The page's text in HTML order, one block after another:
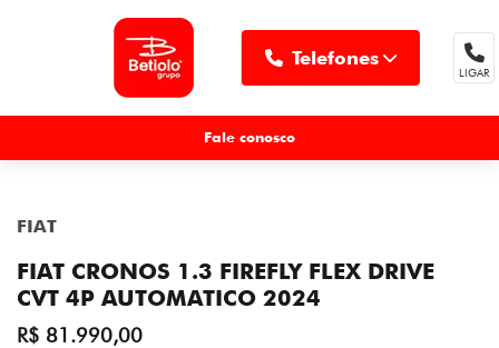
Telefones
LIGAR
Fale conosco
FIAT
FIAT CRONOS 1.3 FIREFLY FLEX DRIVE
CVT 4P AUTOMATICO 2024
R$ 81.990,00